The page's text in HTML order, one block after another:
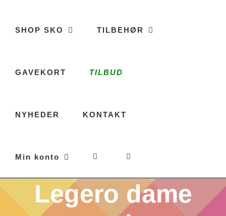
SHOP SKO TILBEHØR
GAVEKORT TILBUD
NYHEDER KONTAKT
Min konto
Legero dame